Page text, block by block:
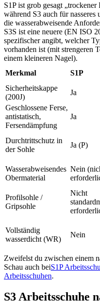
S1P ist grob gesagt
während S3 auch für nasseres
die wasserabweisende
S3S ist eine neuere (EN ISO
spezifischer angibt, welcher
vorhanden ist (mit strengeren
einem kleineren Nagel).
Merkmal
S1P
Sicherheitskappe
(200J)
Ja
Geschlossene Ferse,
antistatisch,
Fersendämpfung
Ja
Durchtrittschutz in
der Sohle
Ja (P)
Wasserabweisendes
Obermaterial
Nein
Profilsohle /
Gripsohle
Nicht
Vollständig
wasserdicht (WR)
Nein
Zweifelst du zwischen einem
Schau auch beiS1P
Arbeitsschuhen.
S3 Arbeitsschuhe